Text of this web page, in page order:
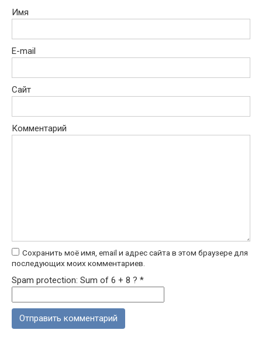
Имя
E-mail
Сайт
Комментарий
Сохранить моё имя, email и адрес сайта в этом браузере для
последующих моих комментариев.
Spam protection: Sum of 6 + 8 ? *